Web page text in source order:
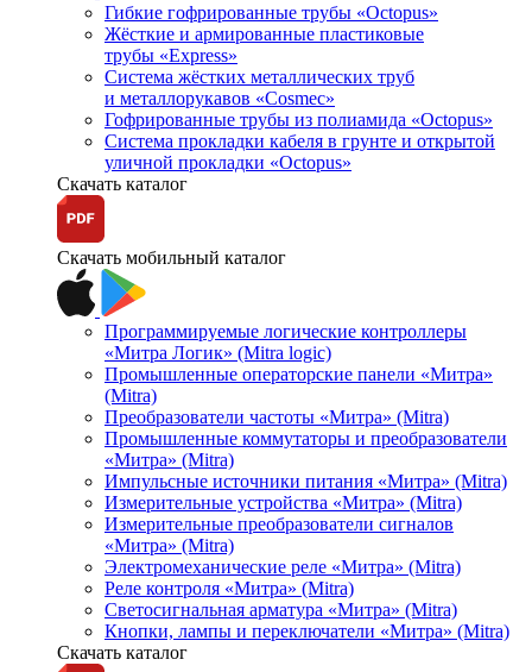
Гибкие гофрированные трубы «Octopus»
Жёсткие и армированные пластиковые
трубы «Express»
Система жёстких металлических труб
и металлорукавов «Cosmec»
Гофрированные трубы из полиамида «Octopus»
Система прокладки кабеля в грунте и открытой
уличной прокладки «Octopus»
Скачать каталог
Скачать мобильный каталог
Программируемые логические контроллеры
«Митра Логик» (Mitra logic)
Промышленные операторские панели «Митра»
(Mitra)
Преобразователи частоты «Митра» (Mitra)
Промышленные коммутаторы и преобразователи
«Митра» (Mitra)
Импульсные источники питания «Митра» (Mitra)
Измерительные устройства «Митра» (Mitra)
Измерительные преобразователи сигналов
«Митра» (Mitra)
Электромеханические реле «Митра» (Mitra)
Реле контроля «Митра» (Mitra)
Светосигнальная арматура «Митра» (Mitra)
Кнопки, лампы и переключатели «Митра» (Mitra)
Скачать каталог